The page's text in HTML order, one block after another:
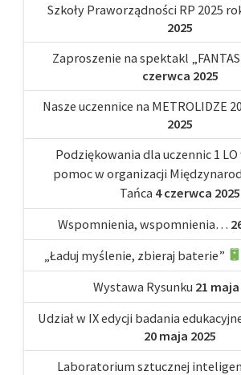
Szkoły Praworządności RP 2025
2025
Zaproszenie na spektakl
czerwca 2025
Nasze uczennice na METROLIDZE
2025
Podziękowania dla uczennic 1 LO
pomoc w organizacji
Tańca 4 czerwca 2025
Wspomnienia, wspomnienia…
„Ładuj myślenie, zbieraj baterie”
Wystawa Rysunku 21 maja
Udział w IX edycji badania
20 maja 2025
Laboratorium sztucznej